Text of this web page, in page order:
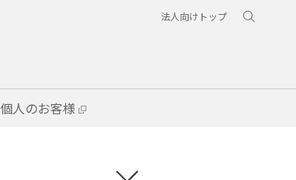
法人向けトップ
個人のお客様